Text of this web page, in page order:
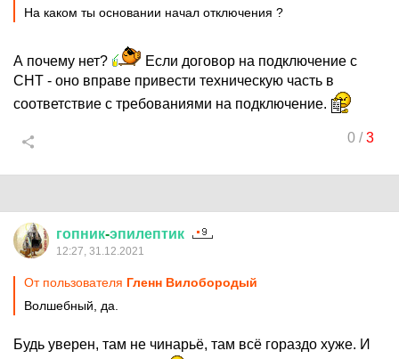
На каком ты основании начал отключения ?
А почему нет?
Если договор на подключение с
СНТ - оно вправе привести техническую часть в
соответствие с требованиями на подключение.
0/3
гопник-эпилептик
12:27, 31.12.2021
От пользователя Гленн Вилобородый
Волшебный, да.
Будь уверен, там не чинарьё, там всё гораздо хуже. И